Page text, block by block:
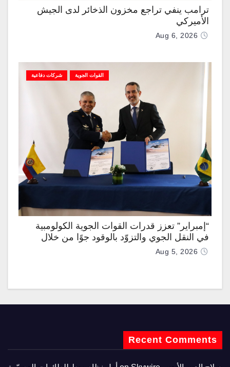
ترامب ينفي تراجع مخزون الذخائر لدى الجيش
الأميركي
Aug 6, 2026
القوات الجوية شركات دفاعية
“إمبراير” تعزز قدرات القوات الجوية الكولومبية
في النقل الجوي والتزوّد بالوقود جوًا من خلال
تزويدها بطائرتي “كيه سي-390 ميلينيوم”
Aug 5, 2026
Recent Comments